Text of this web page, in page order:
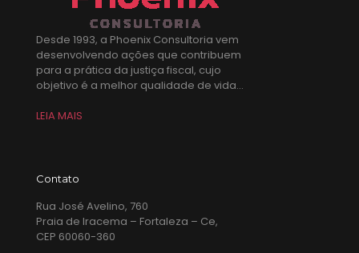
Desde 1993, a Phoenix Consultoria vem
desenvolvendo ações que contribuem
para a prática da justiça fiscal, cujo
objetivo é a melhor qualidade de vida...
LEIA MAIS
Contato
Rua José Avelino, 760
Praia de Iracema – Fortaleza – Ce,
CEP 60060-360